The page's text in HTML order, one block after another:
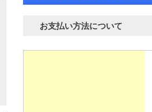
お支払い方法について